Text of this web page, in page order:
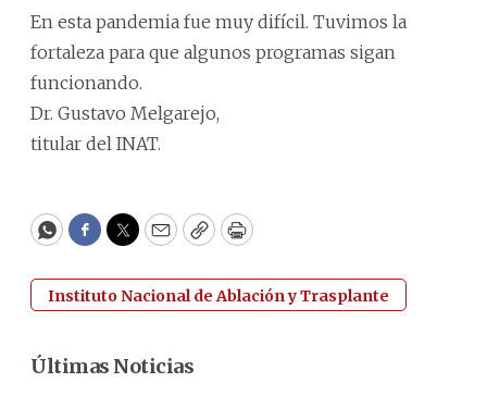
En esta pandemia fue muy difícil. Tuvimos la
fortaleza para que algunos programas sigan
funcionando.
Dr. Gustavo Melgarejo,
titular del INAT.
WhatsApp
Facebook
Twitter
EmailCopyPrint
Instituto Nacional de Ablación y Trasplante
Últimas Noticias